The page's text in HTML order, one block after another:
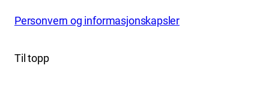
Personvern og informasjonskapsler
Til topp